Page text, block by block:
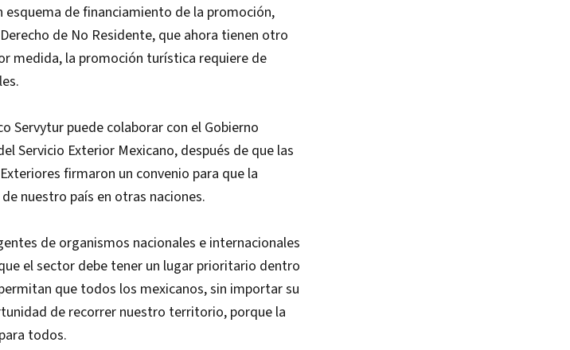
esquema de financiamiento de la promoción,
de No Residente, que ahora tienen otro
medida, la promoción turística requiere de
Servytur puede colaborar con el Gobierno
Servicio Exterior Mexicano, después de que las
firmaron un convenio para que la
nuestro país en otras naciones.
de organismos nacionales e internacionales
el sector debe tener un lugar prioritario dentro
que todos los mexicanos, sin importar su
de recorrer nuestro territorio, porque la
todos.